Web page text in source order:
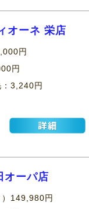
オーネ 栄店
円
円
3,240円
オーパ店
）149,980円